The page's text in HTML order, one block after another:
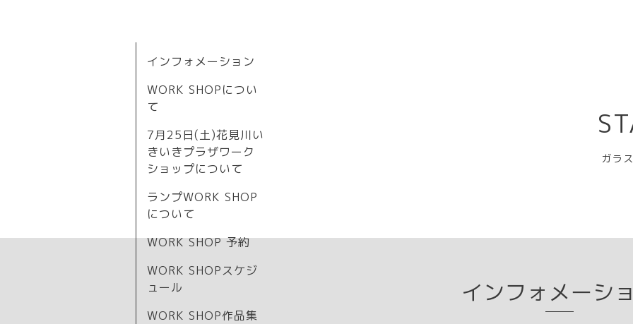
ガラ
インフォメーション
WORK SHOPについ
て
7月25日(土)花見川い
きいきプラザワーク
ショップについて
ランプWORK SHOP
について
WORK SHOP 予約
WORK SHOPスケジ
ュール
WORK SHOP作品集
インフォメーシ